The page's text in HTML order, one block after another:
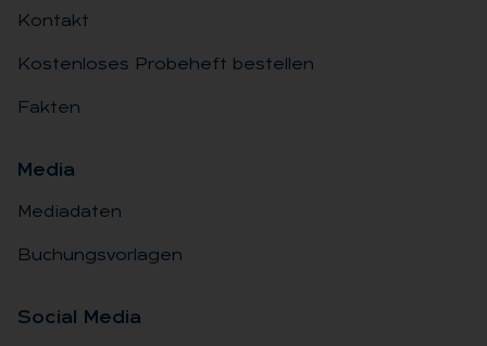
Kontakt
Kostenloses Probeheft bestellen
Fakten
Me­dia
Mediadaten
Buchungsvorlagen
So­ci­al Me­dia